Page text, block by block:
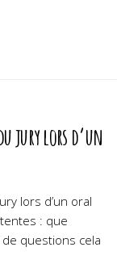
jury lors d’un
lors d’un oral
: que
questions cela